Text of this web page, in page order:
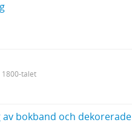
talet
bokband och